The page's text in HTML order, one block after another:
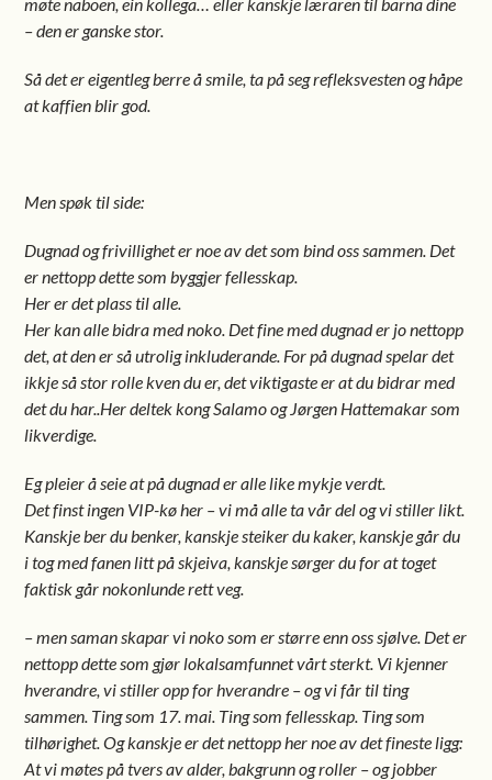
møte naboen, ein kollega… eller kanskje læraren til barna dine
– den er ganske stor.
Så det er eigentleg berre å smile, ta på seg refleksvesten og håpe
at kaffien blir god.
Men spøk til side:
Dugnad og frivillighet er noe av det som bind oss sammen. Det
er nettopp dette som byggjer fellesskap.
Her er det plass til alle.
Her kan alle bidra med noko. Det fine med dugnad er jo nettopp
det, at den er så utrolig inkluderande. For på dugnad spelar det
ikkje så stor rolle kven du er, det viktigaste er at du bidrar med
det du har..Her deltek kong Salamo og Jørgen Hattemakar som
likverdige.
Eg pleier å seie at på dugnad er alle like mykje verdt.
Det finst ingen VIP-kø her – vi må alle ta vår del og vi stiller likt.
Kanskje ber du benker, kanskje steiker du kaker, kanskje går du
i tog med fanen litt på skjeiva, kanskje sørger du for at toget
faktisk går nokonlunde rett veg.
– men saman skapar vi noko som er større enn oss sjølve. Det er
nettopp dette som gjør lokalsamfunnet vårt sterkt. Vi kjenner
hverandre, vi stiller opp for hverandre – og vi får til ting
sammen. Ting som 17. mai. Ting som fellesskap. Ting som
tilhørighet. Og kanskje er det nettopp her noe av det fineste ligg:
At vi møtes på tvers av alder, bakgrunn og roller – og jobber